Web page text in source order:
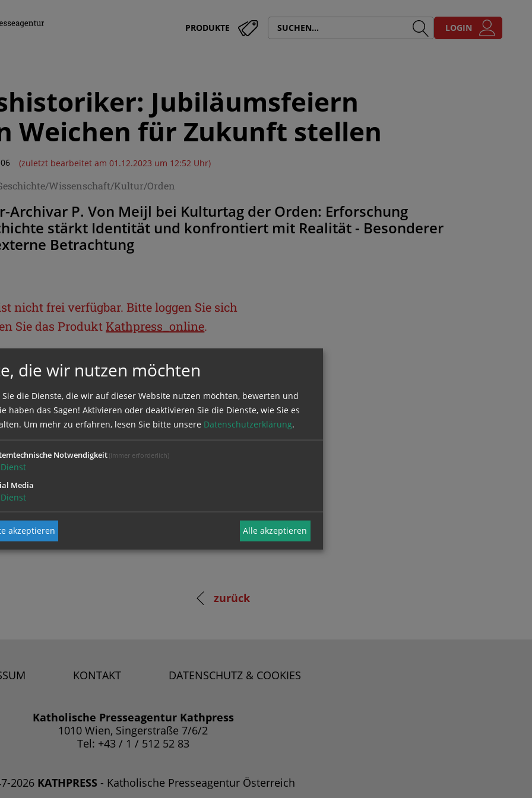
PRODUKTE LOGIN
Jubiläumsfeiern
Weichen für Zukunft stellen
(zuletzt bearbeitet am 01.12.2023 um 12:52 Uhr)
Wissenschaft/Kultur/Orden
Archivar P. Von Meijl bei Kulturtag der Orden: Erforschung
stärkt Identität und konfrontiert mit Realität - Besonderer
Betrachtung
nicht frei verfügbar. Bitte loggen Sie sich
Sie das Produkt Kathpress_online.
sich mit Ihrem Benutzernamen und
zurück
KONTAKT DATENSCHUTZ & COOKIES
Katholische Presseagentur Kathpress
1010 Wien, Singerstraße 7/6/2
Tel: +43 / 1 / 512 52 83
2026 KATHPRESS - Katholische Presseagentur Österreich
die wir nutzen möchten
Sie die Dienste, die wir auf dieser Website nutzen möchten, bewerten und
haben das Sagen! Aktivieren oder deaktivieren Sie die Dienste, wie Sie es
Um mehr zu erfahren, lesen Sie bitte unsere Datenschutzerklärung.
Notwendigkeit (immer erforderlich)
Dienst
Media
Dienst
akzeptieren Alle akzeptieren